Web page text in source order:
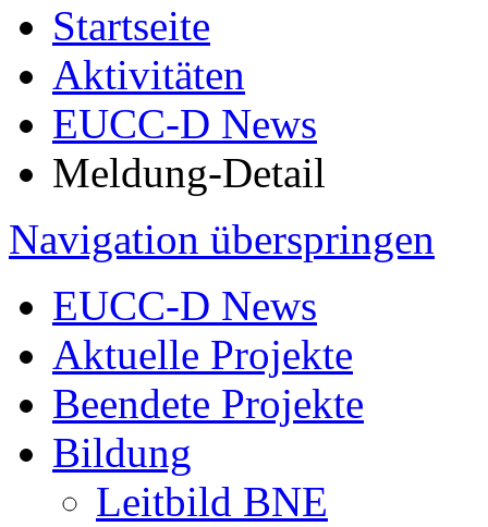
Startseite
Aktivitäten
EUCC-D News
Meldung-Detail
Navigation überspringen
EUCC-D News
Aktuelle Projekte
Beendete Projekte
Bildung
Leitbild BNE